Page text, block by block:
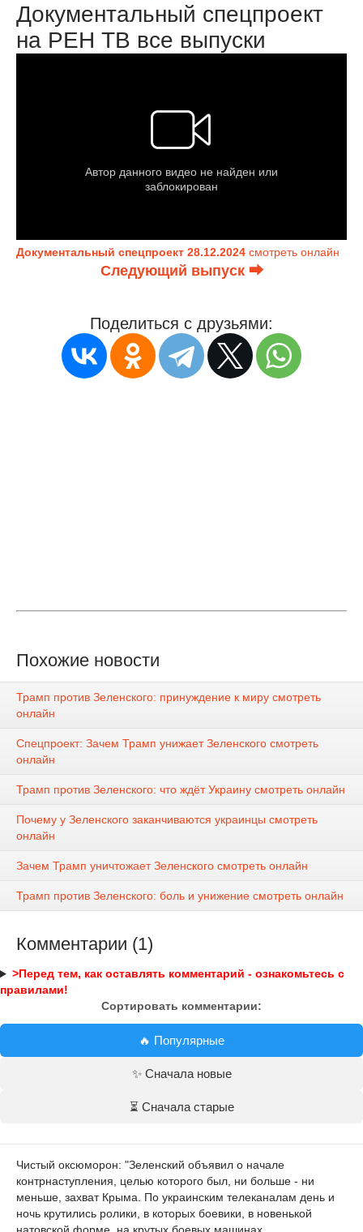
Документальный спецпроект
на РЕН ТВ все выпуски
Документальный спецпроект 28.12.2024 смотреть онлайн
Следующий выпуск ⮕
Поделиться с друзьями:
Похожие новости
Трамп против Зеленского: принуждение к миру смотреть
онлайн
Спецпроект: Зачем Трамп унижает Зеленского смотреть
онлайн
Трамп против Зеленского: что ждёт Украину смотреть онлайн
Почему у Зеленского заканчиваются украинцы смотреть
онлайн
Зачем Трамп уничтожает Зеленского смотреть онлайн
Трамп против Зеленского: боль и унижение смотреть онлайн
Комментарии (1)
>Перед тем, как оставлять комментарий - ознакомьтесь с
правилами!
Сортировать комментарии:
🔥 Популярные
✨ Сначала новые
⏳ Сначала старые
Чистый оксюморон: "Зеленский объявил о начале
контрнаступления, целью которого был, ни больше - ни
меньше, захват Крыма. По украинским телеканалам день и
ночь крутились ролики, в которых боевики, в новенькой